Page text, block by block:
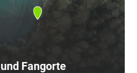
Fangorte